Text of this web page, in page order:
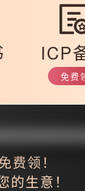
。且为了增加用户对
适性以及网站点击
ICP
免费
费领！
生意！